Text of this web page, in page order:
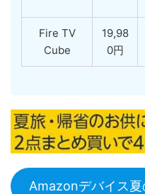
Fire TV
Cube
19,98
0円
Amazonデバイス夏